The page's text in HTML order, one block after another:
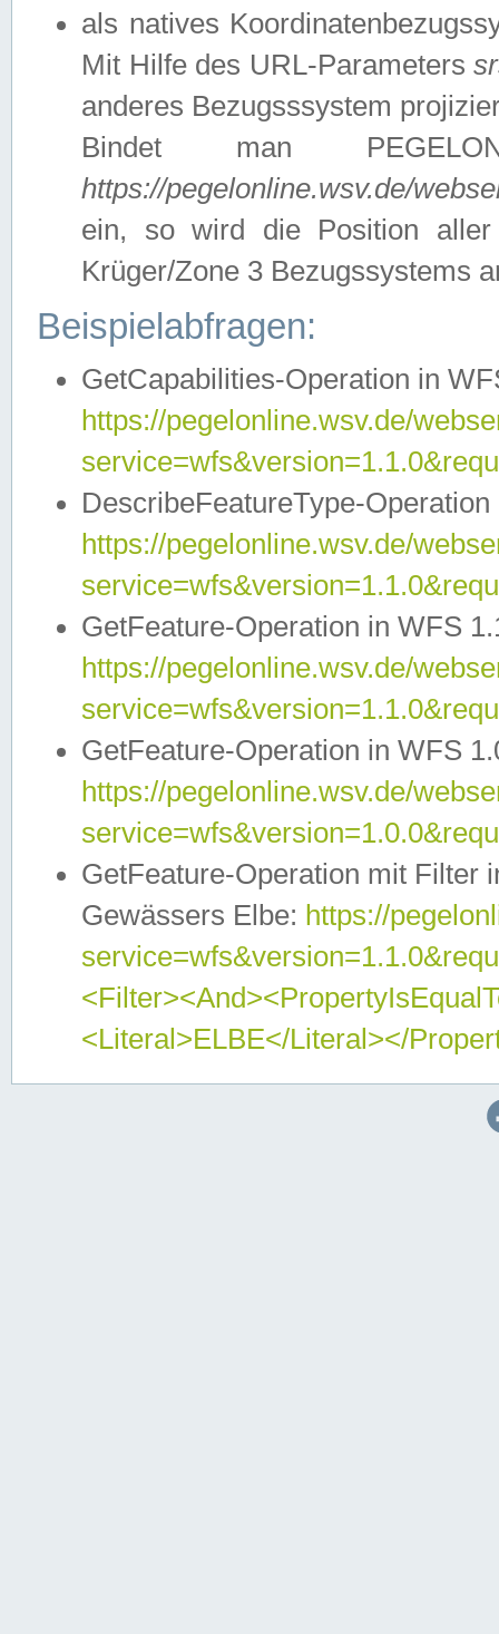
als natives
Mit Hilfe des URL-Parameters
anderes Bezugsssystem
Bindet man
https://pegelonline.wsv.de/
ein, so wird die Position
Krüger/Zone 3 Bezugssystems
Beispielabfragen:
GetCapabilities-Operation in
https://pegelonline.wsv.de/
DescribeFeatureType-
https://pegelonline.wsv.de/
GetFeature-Operation in WFS
https://pegelonline.wsv.de/
GetFeature-Operation in WFS
https://pegelonline.wsv.de/
GetFeature-Operation mit Filter
Gewässers Elbe: https://
<Literal>ELBE</Literal></